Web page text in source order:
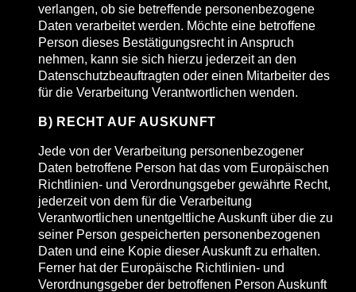
verlangen, ob sie betreffende personenbezogene
Daten verarbeitet werden. Möchte eine betroffene
Person dieses Bestätigungsrecht in Anspruch
nehmen, kann sie sich hierzu jederzeit an den
Datenschutzbeauftragten oder einen Mitarbeiter des
für die Verarbeitung Verantwortlichen wenden.
B) RECHT AUF AUSKUNFT
Jede von der Verarbeitung personenbezogener
Daten betroffene Person hat das vom Europäischen
Richtlinien- und Verordnungsgeber gewährte Recht,
jederzeit von dem für die Verarbeitung
Verantwortlichen unentgeltliche Auskunft über die zu
seiner Person gespeicherten personenbezogenen
Daten und eine Kopie dieser Auskunft zu erhalten.
Ferner hat der Europäische Richtlinien- und
Verordnungsgeber der betroffenen Person Auskunft